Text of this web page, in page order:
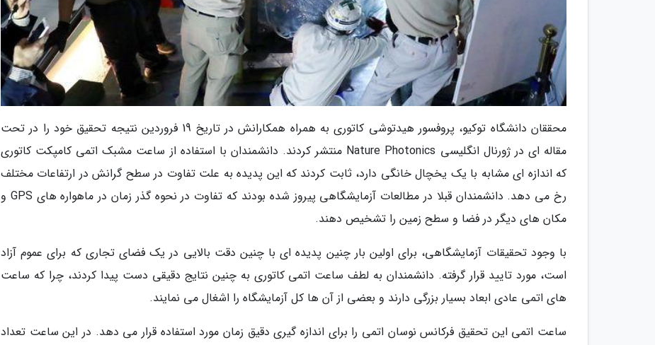
محققان دانشگاه توکیو، پروفسور هیدتوشی کاتوری به همراه همکارانش در تاریخ 19 فروردین نتیجه تحقیق خود را در تحت
مقاله ای در ژورنال انگلیسی Nature Photonics منتشر کردند. دانشمندان با استفاده از ساعت مشبک اتمی کامپکت کاتوری
که اندازه ای مشابه با یک یخچال خانگی دارد، ثابت کردند که این پدیده به علت تفاوت در سطح گرانش در ارتفاعات مختلف
رخ می دهد. دانشمندان قبلا در مطالعات آزمایشگاهی پیروز شده بودند که تفاوت در نحوه گذر زمان در ماهواره های GPS و
مکان های دیگر در فضا و سطح زمین را تشخیص دهند.
با وجود تحقیقات آزمایشگاهی، برای اولین بار چنین پدیده ای با چنین دقت بالایی در یک فضای تجاری که برای عموم آزاد
است، مورد تایید قرار گرفته. دانشمندان به لطف ساعت اتمی کاتوری به چنین نتایج دقیقی دست پیدا کردند، چرا که ساعت
های اتمی عادی ابعاد بسیار بزرگی دارند و بعضی از آن ها کل آزمایشگاه را اشغال می نمایند.
ساعت اتمی این تحقیق فرکانس نوسان اتمی را برای اندازه گیری دقیق زمان مورد استفاده قرار می دهد. در این ساعت تعداد